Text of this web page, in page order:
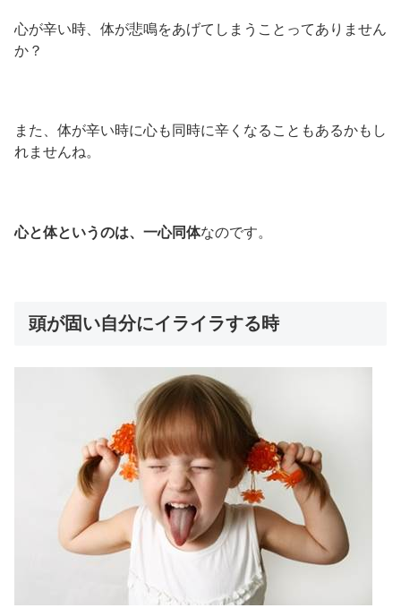
心が辛い時、体が悲鳴をあげてしまうことってありません
か？
また、体が辛い時に心も同時に辛くなることもあるかもし
れませんね。
心と体というのは、一心同体なのです。
頭が固い自分にイライラする時